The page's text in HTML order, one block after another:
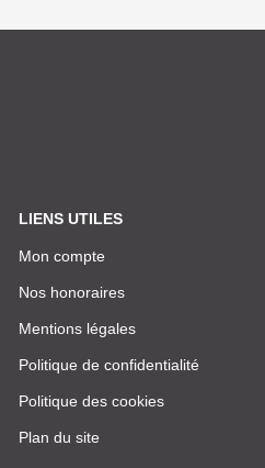
LIENS UTILES
Mon compte
Nos honoraires
Mentions légales
Politique de confidentialité
Politique des cookies
Plan du site